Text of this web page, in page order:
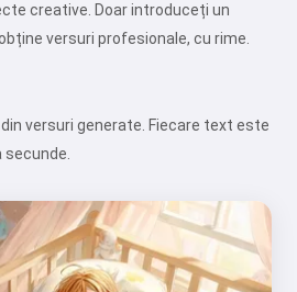
creative. Doar introduceți un
versuri profesionale, cu rime.
versuri generate. Fiecare text este